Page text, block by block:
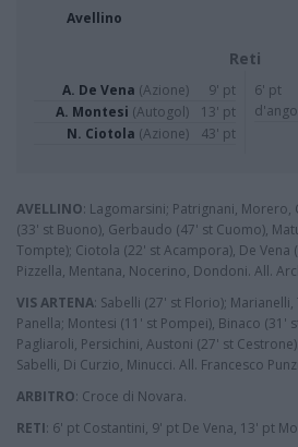
Avellino
Reti
A. De Vena (Azione)
9' pt
A. Montesi (Autogol)
13' pt
N. Ciotola (Azione) 43' pt
6' pt
AVELLINO: Lagomarsini; Patrignani, Morero,
(33' st Buono), Gerbaudo (47' st Cuomo),
Tompte); Ciotola (22' st Acampora), De Vena
Pizzella, Mentana, Nocerino, Dondoni. All.
VIS ARTENA: Sabelli (27' st Florio);
Panella; Montesi (11' st Pompei), Binaco (31'
Pagliaroli, Persichini, Austoni (27' st
Sabelli, Di Curzio, Minucci. All. Francesco
ARBITRO: Croce di Novara.
RETI: 6' pt Costantini, 9' pt De Vena, 13' pt